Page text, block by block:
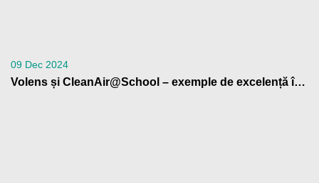
09 Dec 2024
Volens și CleanAir@School – exemple de excelență în educația climatică, la Bruxelles